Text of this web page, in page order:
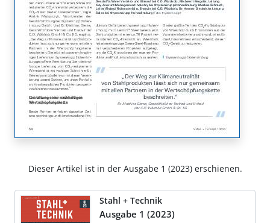
Dieser Artikel ist in der Ausgabe 1 (2023) erschienen.
Stahl + Technik
Ausgabe 1 (2023)